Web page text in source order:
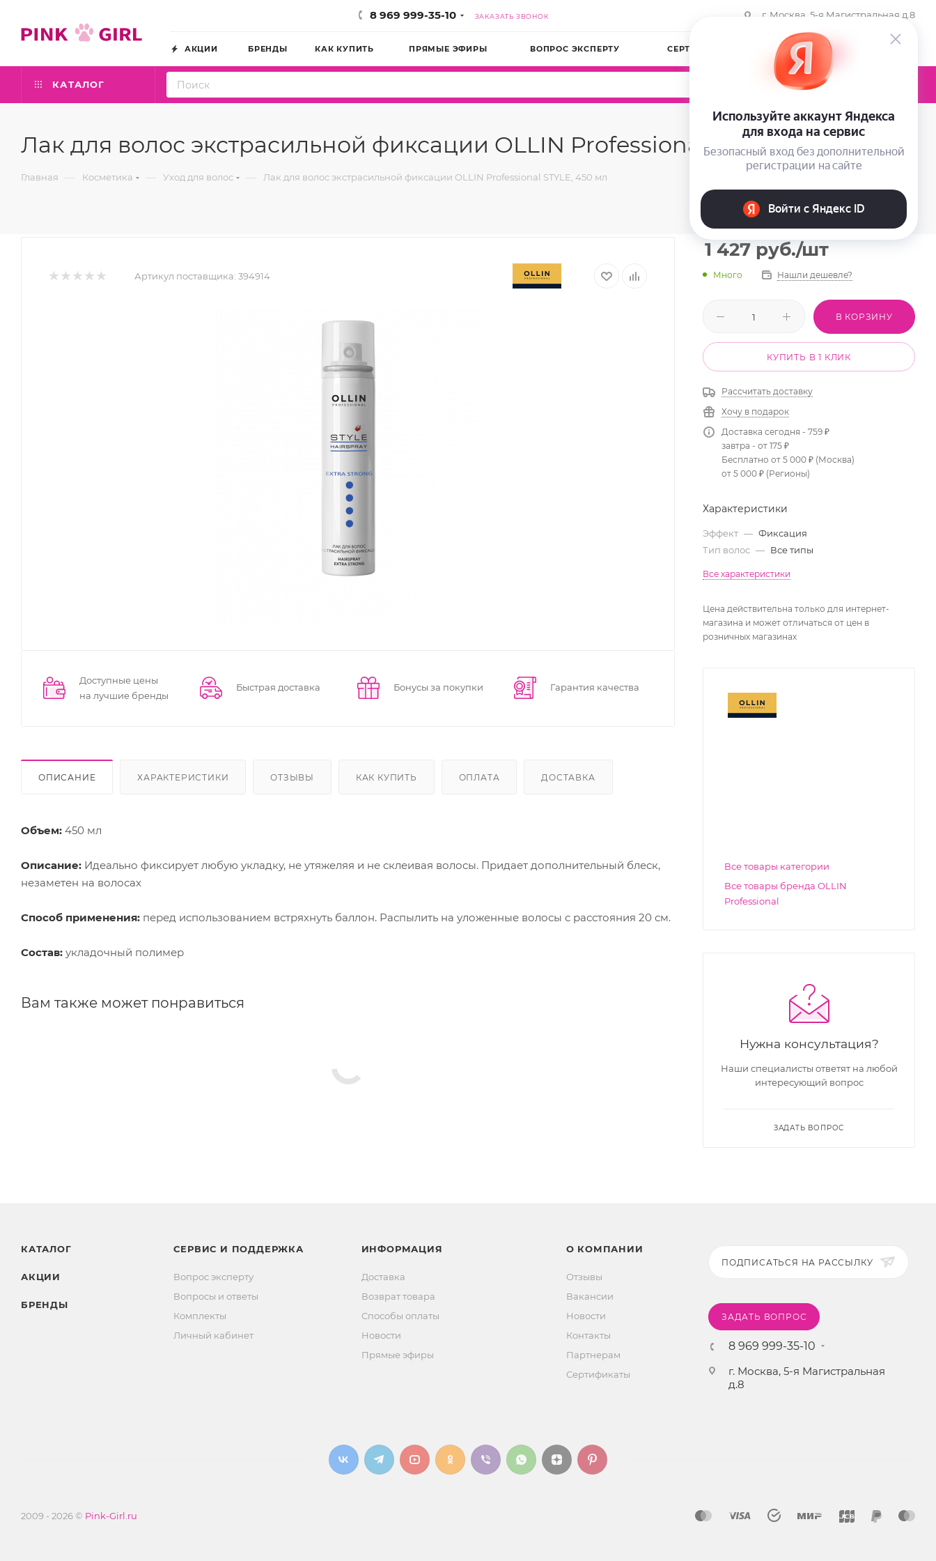
8 969 999-35-10 ЗАКАЗАТЬ ЗВОНОК г. Москва, 5-я Магистральная д.8
АКЦИИ БРЕНДЫ КАК КУПИТЬ ПРЯМЫЕ ЭФИРЫ ВОПРОС ЭКСПЕРТУ СЕРТИФИКАТЫ КОМПАНИЯ
КАТАЛОГ 0
Лак для волос экстрасильной фиксации OLLIN Professional STYLE, 450 мл
Главная — Косметика — Уход для волос — Лак для волос экстрасильной фиксации OLLIN Professional STYLE, 450 мл
Артикул поставщика: 394914
Доступные цены
на лучшие бренды
Быстрая доставка Бонусы за покупки Гарантия качества
ОПИСАНИЕ ХАРАКТЕРИСТИКИ ОТЗЫВЫ КАК КУПИТЬ ОПЛАТА ДОСТАВКА
Объем: 450 мл
Описание: Идеально фиксирует любую укладку, не утяжеляя и не склеивая волосы. Придает дополнительный блеск,
незаметен на волосах
Способ применения: перед использованием встряхнуть баллон. Распылить на уложенные волосы с расстояния 20 см.
Состав: укладочный полимер
Вам также может понравиться
1 427 руб./шт
Много Нашли дешевле?
В КОРЗИНУ
КУПИТЬ В 1 КЛИК
Рассчитать доставку
Хочу в подарок
Доставка сегодня - 759 ₽
завтра - от 175 ₽
Бесплатно от 5 000 ₽ (Москва)
от 5 000 ₽ (Регионы)
Характеристики
Эффект — Фиксация
Тип волос — Все типы
Все характеристики
Цена действительна только для интернет-
магазина и может отличаться от цен в
розничных магазинах
Все товары категории
Все товары бренда OLLIN
Professional
Нужна консультация?
Наши специалисты ответят на любой
интересующий вопрос
ЗАДАТЬ ВОПРОС
КАТАЛОГ
АКЦИИ
БРЕНДЫ
СЕРВИС И ПОДДЕРЖКА
Вопрос эксперту
Вопросы и ответы
Комплекты
Личный кабинет
ИНФОРМАЦИЯ
Доставка
Возврат товара
Способы оплаты
Новости
Прямые эфиры
О КОМПАНИИ
Отзывы
Вакансии
Новости
Контакты
Партнерам
Сертификаты
ПОДПИСАТЬСЯ НА РАССЫЛКУ
ЗАДАТЬ ВОПРОС
8 969 999-35-10
г. Москва, 5-я Магистральная
д.8
2009 - 2026 © Pink-Girl.ru